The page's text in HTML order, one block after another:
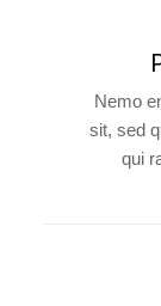
Nemo
sit, sed
qui